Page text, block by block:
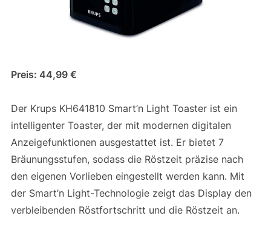
Preis: 44,99 €
Der Krups KH641810 Smart’n Light Toaster ist ein
intelligenter Toaster, der mit modernen digitalen
Anzeigefunktionen ausgestattet ist. Er bietet 7
Bräunungsstufen, sodass die Röstzeit präzise nach
den eigenen Vorlieben eingestellt werden kann. Mit
der Smart’n Light-Technologie zeigt das Display den
verbleibenden Röstfortschritt und die Röstzeit an.